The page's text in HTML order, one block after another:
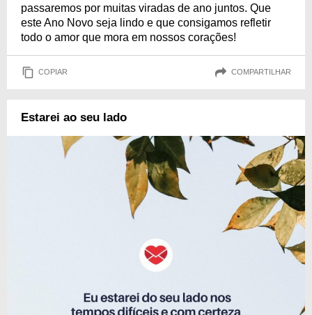
passaremos por muitas viradas de ano juntos. Que
este Ano Novo seja lindo e que consigamos refletir
todo o amor que mora em nossos corações!
COPIAR COMPARTILHAR
Estarei ao seu lado